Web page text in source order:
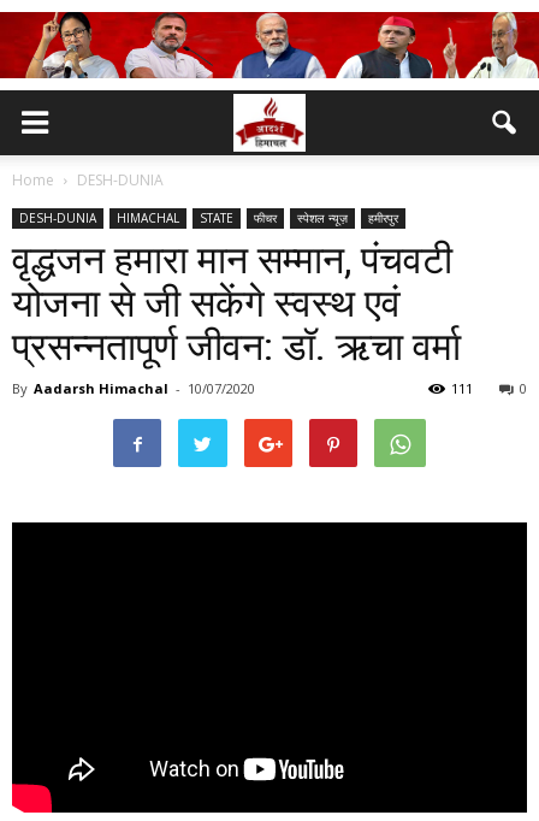
Home DESH-DUNIA
DESH-DUNIA HIMACHAL STATE फीचर स्पेशल न्यूज़ हमीरपुर
वृद्धजन हमारा मान सम्मान, पंचवटी
योजना से जी सकेंगे स्वस्थ एवं
प्रसन्नतापूर्ण जीवन: डॉ. ऋचा वर्मा
By Aadarsh Himachal - 10/07/2020 0
111